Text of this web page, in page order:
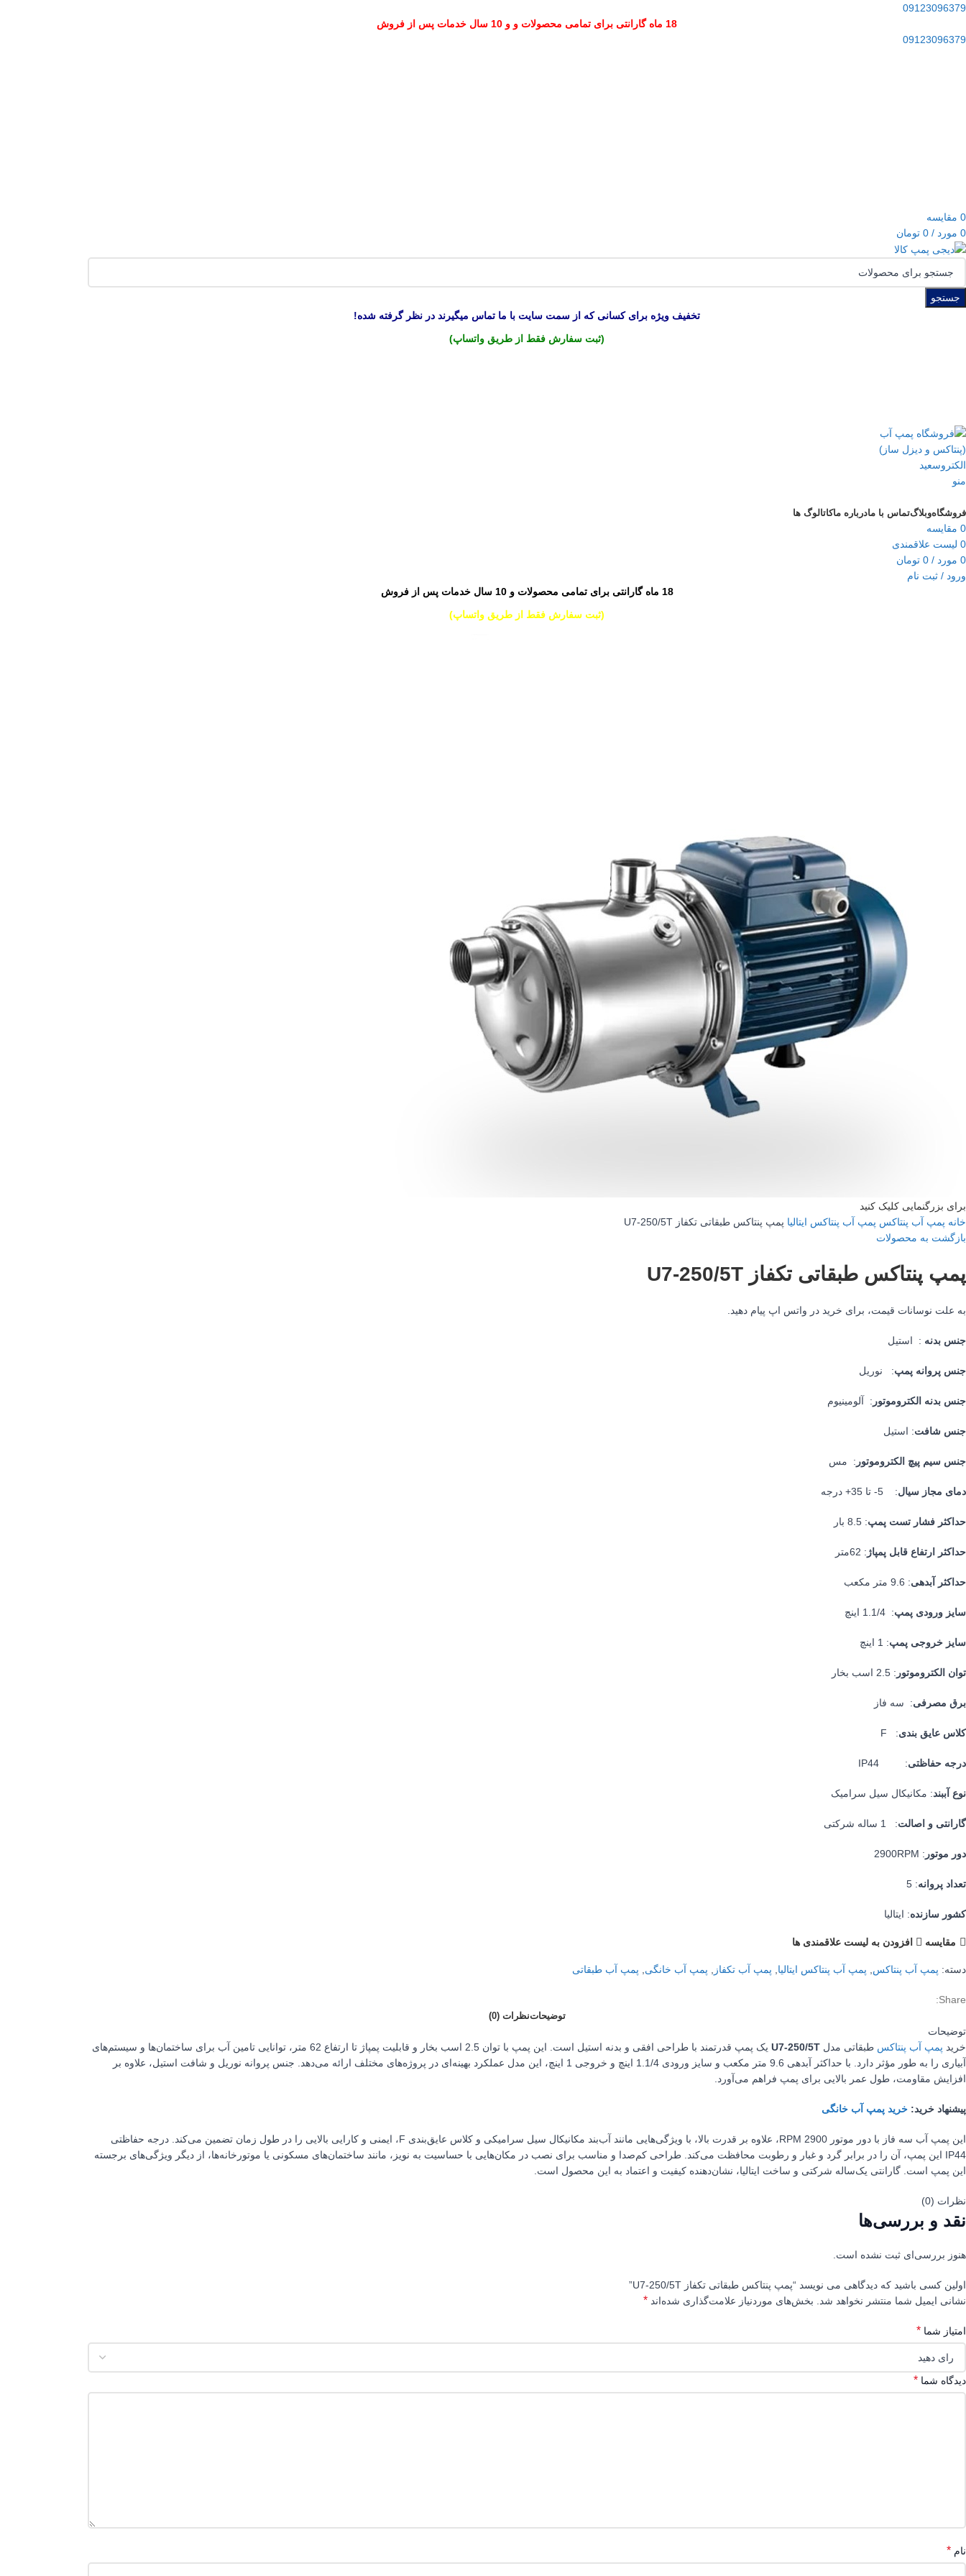
09123096379
18 ماه گارانتی برای تمامی محصولات و و 10 سال خدمات پس از فروش
09123096379
0 مقایسه
0 مورد /
0 تومان
جستجو
تخفیف ویژه برای کسانی که از سمت سایت با ما تماس میگیرند در نظر گرفته شده!
(ثبت سفارش فقط از طریق واتساپ)
منو
فروشگاهوبلاگتماس با مادرباره ماکاتالوگ ها
0 مقایسه
0 لیست علاقمندی
0 مورد /
0 تومان
ورود / ثبت نام
18 ماه گارانتی برای تمامی محصولات و 10 سال خدمات پس از فروش
(ثبت سفارش فقط از طریق واتساپ)
برای بزرگنمایی کلیک کنید
خانه پمپ آب پنتاکس پمپ آب پنتاکس ایتالیا پمپ پنتاکس طبقاتی تکفاز U7-250/5T
بازگشت به محصولات
پمپ پنتاکس طبقاتی تکفاز U7-250/5T
به علت نوسانات قیمت، برای خرید در واتس اپ پیام دهید.
جنس بدنه : استیل
جنس پروانه پمپ: نوریل
جنس بدنه الکتروموتور : آلومینیوم
جنس شافت: استیل
جنس سیم پیچ الکتروموتور : مس
دمای مجاز سیال: 5- تا 35+ درجه
حداکثر فشار تست پمپ: 8.5 بار
حداکثر ارتفاع قابل پمپاژ : 62متر
حداکثر آبدهی: 9.6 متر مکعب
سایز ورودی پمپ: 1.1/4 اینچ
سایز خروجی پمپ: 1 اینچ
توان الکتروموتور : 2.5 اسب بخار
برق مصرفی: سه فاز
کلاس عایق بندی: F
درجه حفاظتی: IP44
نوع آببند: مکانیکال سیل سرامیک
گارانتی و اصالت: 1 ساله شرکتی
دور موتور : 2900RPM
تعداد پروانه: 5
کشور سازنده: ایتالیا
مقایسه افزودن به لیست علاقمندی ها
دسته: پمپ آب پنتاکس, پمپ آب پنتاکس ایتالیا, پمپ آب تکفاز , پمپ آب خانگی, پمپ آب طبقاتی
Share:
توضیحاتنظرات (0)
توضیحات
خرید پمپ آب پنتاکس طبقاتی مدل U7-250/5T
یک پمپ قدرتمند با طراحی افقی و بدنه استیل است. این پمپ با توان 2.5 اسب بخار و قابلیت پمپاژ تا ارتفاع 62 متر، توانایی تامین آب برای ساختمان‌ها و سیستم‌های
آبیاری را به طور مؤثر دارد. با حداکثر آبدهی 9.6 متر مکعب و سایز ورودی 1.1/4 اینچ و خروجی 1 اینچ، این مدل عملکرد بهینه‌ای در پروژه‌های مختلف ارائه می‌دهد. جنس پروانه نوریل و شافت استیل، علاوه بر
افزایش مقاومت، طول عمر بالایی برای پمپ فراهم می‌آورد.
پیشنهاد خرید: خرید پمپ آب خانگی
این پمپ آب سه فاز با دور موتور 2900 RPM، علاوه بر قدرت بالا، با ویژگی‌هایی مانند آب‌بند مکانیکال سیل سرامیکی و کلاس عایق‌بندی F، ایمنی و کارایی بالایی را در طول زمان تضمین می‌کند. درجه حفاظتی
IP44 این پمپ، آن را در برابر گرد و غبار و رطوبت محافظت می‌کند. طراحی کم‌صدا و مناسب برای نصب در مکان‌هایی با حساسیت به نویز، مانند ساختمان‌های مسکونی یا موتورخانه‌ها، از دیگر ویژگی‌های برجسته
این پمپ است. گارانتی یک‌ساله شرکتی و ساخت ایتالیا، نشان‌دهنده کیفیت و اعتماد به این محصول است.
نظرات (0)
نقد و بررسی‌ها
هنوز بررسی‌ای ثبت نشده است.
اولین کسی باشید که دیدگاهی می نویسد “پمپ پنتاکس طبقاتی تکفاز U7-250/5T”
نشانی ایمیل شما منتشر نخواهد شد. بخش‌های موردنیاز علامت‌گذاری شده‌اند *
امتیاز شما *
دیدگاه شما *
نام *